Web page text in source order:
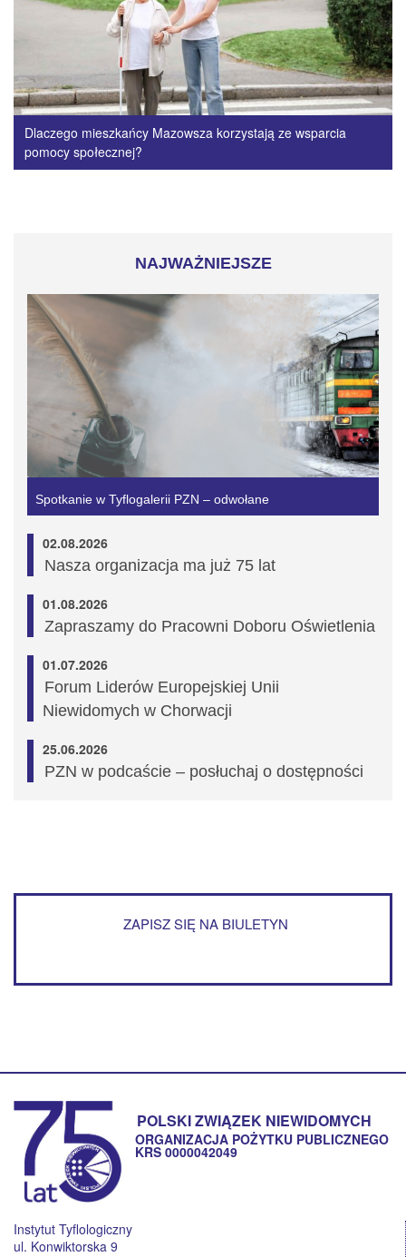
Dlaczego mieszkańcy Mazowsza korzystają ze wsparcia
pomocy społecznej?
NAJWAŻNIEJSZE
Spotkanie w Tyflogalerii PZN – odwołane
02.08.2026
Nasza organizacja ma już 75 lat
01.08.2026
Zapraszamy do Pracowni Doboru Oświetlenia
01.07.2026
Forum Liderów Europejskiej Unii
Niewidomych w Chorwacji
25.06.2026
PZN w podcaście – posłuchaj o dostępności
ZAPISZ SIĘ NA BIULETYN
POLSKI ZWIĄZEK NIEWIDOMYCH
ORGANIZACJA POŻYTKU PUBLICZNEGO
KRS 0000042049
Instytut Tyflologiczny
ul. Konwiktorska 9